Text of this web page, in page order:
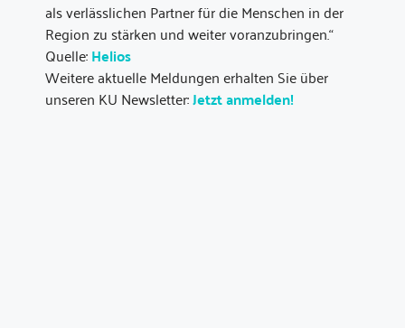
als verlässlichen Partner für die Menschen in der
Region zu stärken und weiter voranzubringen.“
Quelle:Helios
Weitere aktuelle Meldungen erhalten Sie über
unseren KU Newsletter:Jetzt anmelden!